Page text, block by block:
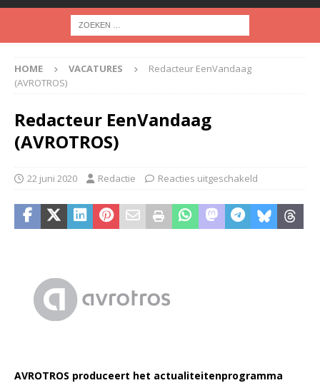
HOME VACATURES
Redacteur EenVandaag
(AVROTROS)
Redacteur EenVandaag
(AVROTROS)
22 juni 2020 Redactie Reacties uitgeschakeld
AVROTROS produceert het actualiteitenprogramma